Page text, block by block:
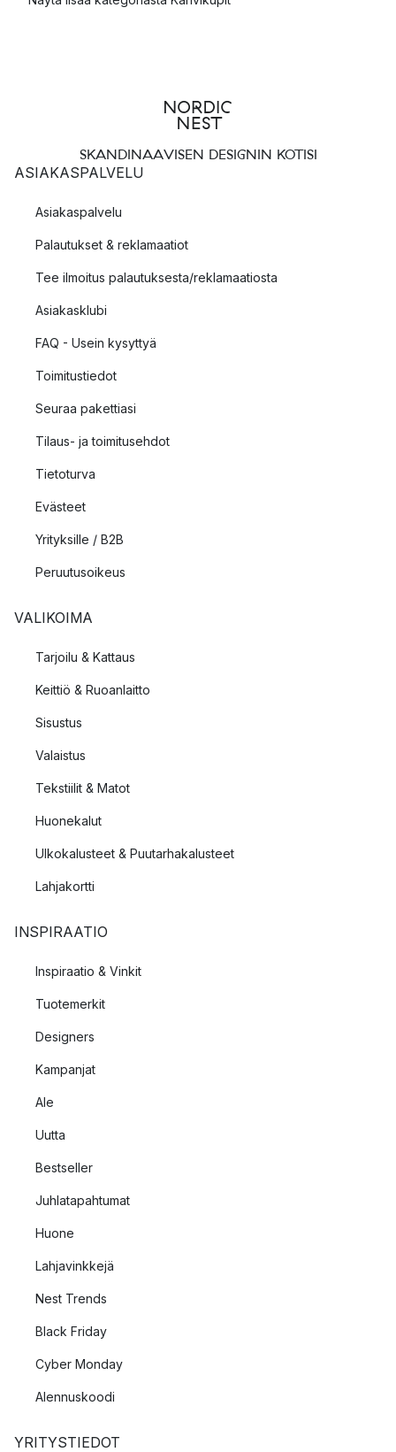
SKANDINAAVISEN DESIGNIN KOTISI
ASIAKASPALVELU
Asiakaspalvelu
Palautukset & reklamaatiot
Tee ilmoitus palautuksesta/reklamaatiosta
Asiakasklubi
FAQ - Usein kysyttyä
Toimitustiedot
Seuraa pakettiasi
Tilaus- ja toimitusehdot
Tietoturva
Evästeet
Yrityksille / B2B
Peruutusoikeus
VALIKOIMA
Tarjoilu & Kattaus
Keittiö & Ruoanlaitto
Sisustus
Valaistus
Tekstiilit & Matot
Huonekalut
Ulkokalusteet & Puutarhakalusteet
Lahjakortti
INSPIRAATIO
Inspiraatio & Vinkit
Tuotemerkit
Designers
Kampanjat
Ale
Uutta
Bestseller
Juhlatapahtumat
Huone
Lahjavinkkejä
Nest Trends
Black Friday
Cyber Monday
Alennuskoodi
YRITYSTIEDOT